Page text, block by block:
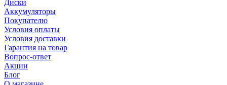
Диски
Аккумуляторы
Покупателю
Условия оплаты
Условия доставки
Гарантия на товар
Вопрос-ответ
Акции
Блог